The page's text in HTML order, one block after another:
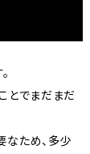
とでまだまだ
なため、多少